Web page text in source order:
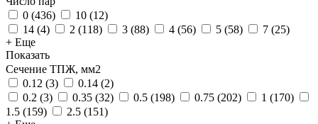
0 (436) 10 (12)
14 (4) 2 (118) 3 (88) 4 (56) 5 (58) 7 (25)
+ Еще
Показать
Сечение ТПЖ, мм2
0.12 (3) 0.14 (2)
0.2 (3) 0.35 (32) 0.5 (198) 0.75 (202) 1 (170)
1.5 (159) 2.5 (151)